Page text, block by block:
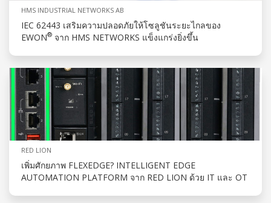
HMS INDUSTRIAL NETWORKS AB
IEC 62443 เสริมความปลอดภัยให้โซลูชันระยะไกลของ
EWON® จาก HMS NETWORKS แข็งแกร่งยิ่งขึ้น
RED LION
เพิ่มศักยภาพ FLEXEDGE? INTELLIGENT EDGE
AUTOMATION PLATFORM จาก RED LION ด้วย IT และ OT